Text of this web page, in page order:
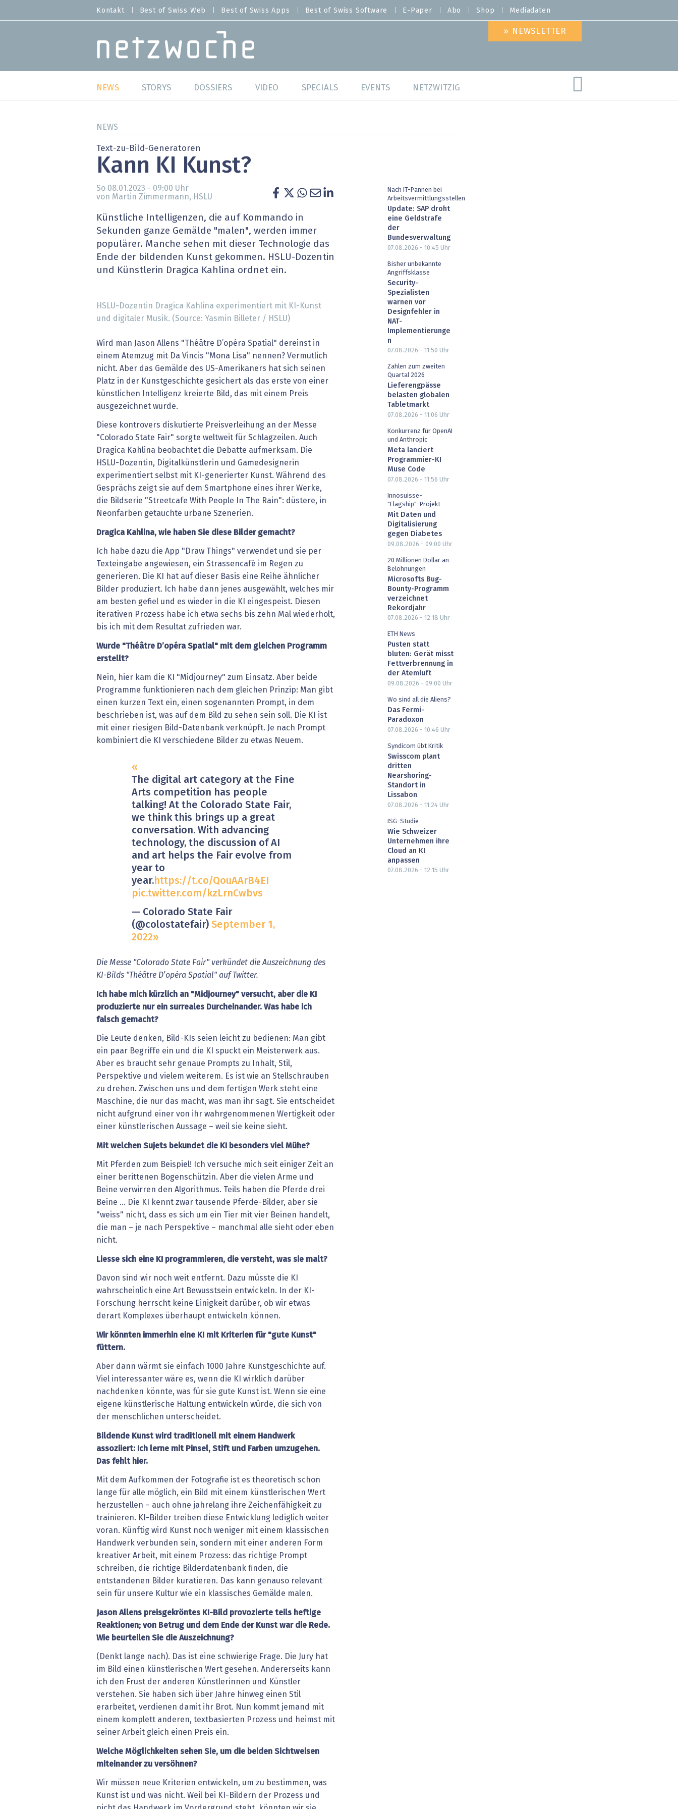
zum
MENU
Kontakt Best of Swiss Web Best of Swiss Apps Best of Swiss Software E-Paper Abo Shop Mediadaten
» NEWSLETTER
MAIN NAVIGATION
NEWS
Studien
Meinungen
Hands-on
» alle News
STORYS DOSSIERS
Best of Swiss Software
Arbeitswelten
Gesundheit wird digital
Blockchain
XaaS, Managed Services & Co.
» alle Dossiers
VIDEO SPECIALS
IT for Gov
Cloud & Managed Services
IT for Health
Artificial Intelligence
Fintech & Insurtech
Professional AV & Digital Signage
» alle Specials
EVENTS NETZWITZIG
NEWS
Text-zu-Bild-Generatoren
Kann KI Kunst?
So 08.01.2023 - 09:00 Uhr
von Martin Zimmermann, HSLU
Künstliche Intelligenzen, die auf Kommando in
Sekunden ganze Gemälde "malen", werden immer
populärer. Manche sehen mit dieser Technologie das
Ende der bildenden Kunst gekommen. HSLU-Dozentin
und Künstlerin Dragica Kahlina ordnet ein.
HSLU-Dozentin Dragica Kahlina experimentiert mit KI-Kunst
und digitaler Musik. (Source: Yasmin Billeter / HSLU)
Wird man Jason Allens "Théâtre D’opéra Spatial" dereinst in
einem Atemzug mit Da Vincis "Mona Lisa" nennen? Vermutlich
nicht. Aber das Gemälde des US-Amerikaners hat sich seinen
Platz in der Kunstgeschichte gesichert als das erste von einer
künstlichen Intelligenz kreierte Bild, das mit einem Preis
ausgezeichnet wurde.
Diese kontrovers diskutierte Preisverleihung an der Messe
"Colorado State Fair" sorgte weltweit für Schlagzeilen. Auch
Dragica Kahlina beobachtet die Debatte aufmerksam. Die
HSLU-Dozentin, Digitalkünstlerin und Gamedesignerin
experimentiert selbst mit KI-generierter Kunst. Während des
Gesprächs zeigt sie auf dem Smartphone eines ihrer Werke,
die Bildserie "Streetcafe With People In The Rain": düstere, in
Neonfarben getauchte urbane Szenerien.
Dragica Kahlina, wie haben Sie diese Bilder gemacht?
Ich habe dazu die App "Draw Things" verwendet und sie per
Texteingabe angewiesen, ein Strassencafé im Regen zu
generieren. Die KI hat auf dieser Basis eine Reihe ähnlicher
Bilder produziert. Ich habe dann jenes ausgewählt, welches mir
am besten gefiel und es wieder in die KI eingespeist. Diesen
iterativen Prozess habe ich etwa sechs bis zehn Mal wiederholt,
bis ich mit dem Resultat zufrieden war.
Wurde "Théâtre D’opéra Spatial" mit dem gleichen Programm
erstellt?
Nein, hier kam die KI "Midjourney" zum Einsatz. Aber beide
Programme funktionieren nach dem gleichen Prinzip: Man gibt
einen kurzen Text ein, einen sogenannten Prompt, in dem
beschrieben ist, was auf dem Bild zu sehen sein soll. Die KI ist
mit einer riesigen Bild-Datenbank verknüpft. Je nach Prompt
kombiniert die KI verschiedene Bilder zu etwas Neuem.
The digital art category at the Fine
Arts competition has people
talking! At the Colorado State Fair,
we think this brings up a great
conversation. With advancing
technology, the discussion of AI
and art helps the Fair evolve from
year to
year. https://t.co/QouAArB4EI
pic.twitter.com/kzLrnCwbvs
— Colorado State Fair
(@colostatefair) September 1,
2022
Die Messe "Colorado State Fair" verkündet die Auszeichnung des
KI-Bilds "Théâtre D’opéra Spatial" auf Twitter.
Ich habe mich kürzlich an "Midjourney" versucht, aber die KI
produzierte nur ein surreales Durcheinander. Was habe ich
falsch gemacht?
Die Leute denken, Bild-KIs seien leicht zu bedienen: Man gibt
ein paar Begriffe ein und die KI spuckt ein Meisterwerk aus.
Aber es braucht sehr genaue Prompts zu Inhalt, Stil,
Perspektive und vielem weiterem. Es ist wie an Stellschrauben
zu drehen. Zwischen uns und dem fertigen Werk steht eine
Maschine, die nur das macht, was man ihr sagt. Sie entscheidet
nicht aufgrund einer von ihr wahrgenommenen Wertigkeit oder
einer künstlerischen Aussage – weil sie keine sieht.
Mit welchen Sujets bekundet die KI besonders viel Mühe?
Mit Pferden zum Beispiel! Ich versuche mich seit einiger Zeit an
einer berittenen Bogenschützin. Aber die vielen Arme und
Beine verwirren den Algorithmus. Teils haben die Pferde drei
Beine … Die KI kennt zwar tausende Pferde-Bilder, aber sie
"weiss" nicht, dass es sich um ein Tier mit vier Beinen handelt,
die man – je nach Perspektive – manchmal alle sieht oder eben
nicht.
Liesse sich eine KI programmieren, die versteht, was sie malt?
Davon sind wir noch weit entfernt. Dazu müsste die KI
wahrscheinlich eine Art Bewusstsein entwickeln. In der KI-
Forschung herrscht keine Einigkeit darüber, ob wir etwas
derart Komplexes überhaupt entwickeln können.
Wir könnten immerhin eine KI mit Kriterien für "gute Kunst"
füttern.
Aber dann wärmt sie einfach 1000 Jahre Kunstgeschichte auf.
Viel interessanter wäre es, wenn die KI wirklich darüber
nachdenken könnte, was für sie gute Kunst ist. Wenn sie eine
eigene künstlerische Haltung entwickeln würde, die sich von
der menschlichen unterscheidet.
Bildende Kunst wird traditionell mit einem Handwerk
assoziiert: Ich lerne mit Pinsel, Stift und Farben umzugehen.
Das fehlt hier.
Mit dem Aufkommen der Fotografie ist es theoretisch schon
lange für alle möglich, ein Bild mit einem künstlerischen Wert
herzustellen – auch ohne jahrelang ihre Zeichenfähigkeit zu
trainieren. KI-Bilder treiben diese Entwicklung lediglich weiter
voran. Künftig wird Kunst noch weniger mit einem klassischen
Handwerk verbunden sein, sondern mit einer anderen Form
kreativer Arbeit, mit einem Prozess: das richtige Prompt
schreiben, die richtige Bilderdatenbank finden, die
entstandenen Bilder kuratieren. Das kann genauso relevant
sein für unsere Kultur wie ein klassisches Gemälde malen.
Jason Allens preisgekröntes KI-Bild provozierte teils heftige
Reaktionen; von Betrug und dem Ende der Kunst war die Rede.
Wie beurteilen Sie die Auszeichnung?
(Denkt lange nach). Das ist eine schwierige Frage. Die Jury hat
im Bild einen künstlerischen Wert gesehen. Andererseits kann
ich den Frust der anderen Künstlerinnen und Künstler
verstehen. Sie haben sich über Jahre hinweg einen Stil
erarbeitet, verdienen damit ihr Brot. Nun kommt jemand mit
einem komplett anderen, textbasierten Prozess und heimst mit
seiner Arbeit gleich einen Preis ein.
Welche Möglichkeiten sehen Sie, um die beiden Sichtweisen
miteinander zu versöhnen?
Wir müssen neue Kriterien entwickeln, um zu bestimmen, was
Kunst ist und was nicht. Weil bei KI-Bildern der Prozess und
Nach IT-Pannen bei
Arbeitsvermittlungsstellen
Update: SAP droht
eine Geldstrafe
der
Bundesverwaltung
07.08.2026 - 10:45 Uhr
Bisher unbekannte
Angriffsklasse
Security-
Spezialisten
warnen vor
Designfehler in
NAT-
Implementierunge
n
07.08.2026 - 11:50 Uhr
Zahlen zum zweiten
Quartal 2026
Lieferengpässe
belasten globalen
Tabletmarkt
07.08.2026 - 11:06 Uhr
Konkurrenz für OpenAI
und Anthropic
Meta lanciert
Programmier-KI
Muse Code
07.08.2026 - 11:56 Uhr
Innosuisse-
"Flagship"-Projekt
Mit Daten und
Digitalisierung
gegen Diabetes
09.08.2026 - 09:00 Uhr
20 Millionen Dollar an
Belohnungen
Microsofts Bug-
Bounty-Programm
verzeichnet
Rekordjahr
07.08.2026 - 12:18 Uhr
ETH News
Pusten statt
bluten: Gerät misst
Fettverbrennung in
der Atemluft
09.08.2026 - 09:00 Uhr
Wo sind all die Aliens?
Das Fermi-
Paradoxon
07.08.2026 - 10:46 Uhr
Syndicom übt Kritik
Swisscom plant
dritten
Nearshoring-
Standort in
Lissabon
07.08.2026 - 11:24 Uhr
ISG-Studie
Wie Schweizer
Unternehmen ihre
Cloud an KI
anpassen
07.08.2026 - 12:15 Uhr